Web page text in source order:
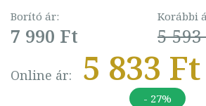
Borító ár:
7 990 Ft
Korábbi
5
Online ár: 5 833 Ft
- 27%